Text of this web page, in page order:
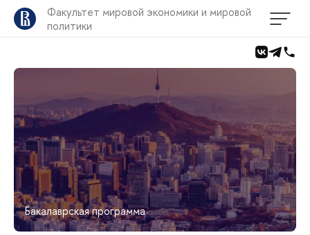
Факультет мировой экономики и мировой
политики
Бакалаврская программа